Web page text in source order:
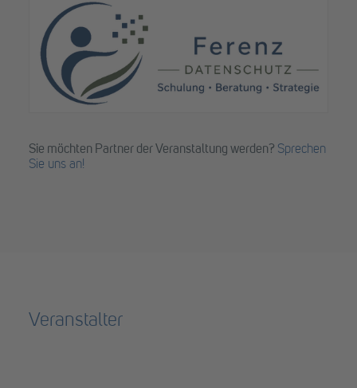
Sie möchten Partner der Veranstaltung werden? Sprechen
Sie uns an!
Veranstalter